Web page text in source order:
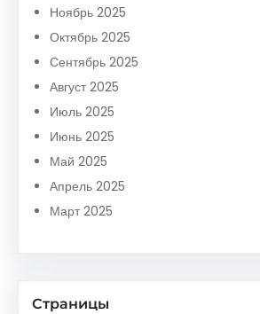
Ноябрь 2025
Октябрь 2025
Сентябрь 2025
Август 2025
Июль 2025
Июнь 2025
Май 2025
Апрель 2025
Март 2025
Страницы